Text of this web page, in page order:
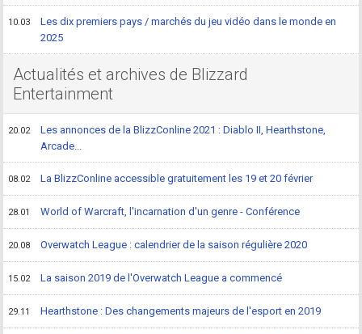
10.03
Les dix premiers pays / marchés du jeu vidéo dans le monde en
2025
Actualités et archives de Blizzard
Entertainment
20.02
Les annonces de la BlizzConline 2021 : Diablo II, Hearthstone,
Arcade...
08.02 La BlizzConline accessible gratuitement les 19 et 20 février
28.01 World of Warcraft, l'incarnation d'un genre - Conférence
20.08 Overwatch League : calendrier de la saison régulière 2020
15.02 La saison 2019 de l'Overwatch League a commencé
29.11 Hearthstone : Des changements majeurs de l'esport en 2019